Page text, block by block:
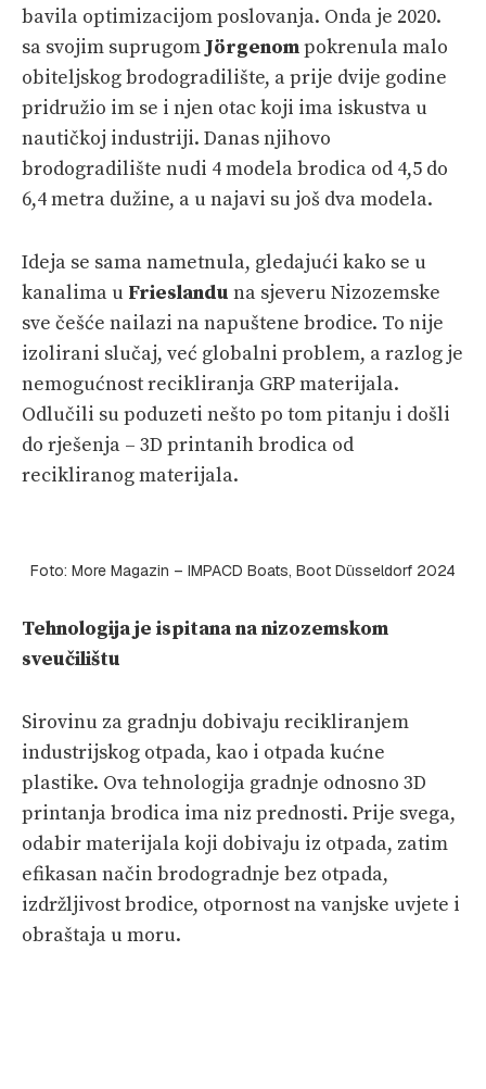
bavila optimizacijom poslovanja. Onda je 2020.
sa svojim suprugom Jörgenompokrenula malo
obiteljskog brodogradilište, a prije dvije godine
pridružio im se i njen otac koji ima iskustva u
nautičkoj industriji. Danas njihovo
brodogradilište nudi 4 modela brodica od 4,5 do
6,4 metra dužine, a u najavi su još dva modela.
Ideja se sama nametnula, gledajući kako se u
kanalima u Frieslandu na sjeveru Nizozemske
sve češće nailazi na napuštene brodice. To nije
izolirani slučaj, već globalni problem, a razlog je
nemogućnost recikliranja GRP materijala.
Odlučili su poduzeti nešto po tom pitanju i došli
do rješenja – 3D printanih brodica od
recikliranog materijala.
Foto: More Magazin – IMPACD Boats, Boot Düsseldorf 2024
Tehnologija je ispitana na nizozemskom
sveučilištu
Sirovinu za gradnju dobivaju recikliranjem
industrijskog otpada, kao i otpada kućne
plastike. Ova tehnologija gradnje odnosno 3D
printanja brodica ima niz prednosti. Prije svega,
odabir materijala koji dobivaju iz otpada, zatim
efikasan način brodogradnje bez otpada,
izdržljivost brodice, otpornost na vanjske uvjete i
obraštaja u moru.